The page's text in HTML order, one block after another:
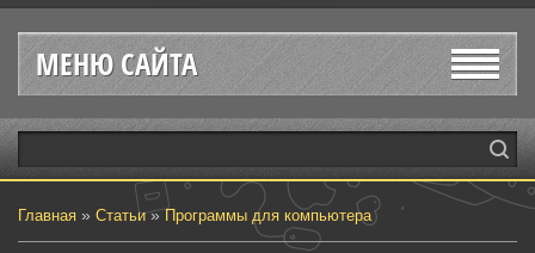
МЕНЮ САЙТА
Главная » Статьи»Программы для компьютера